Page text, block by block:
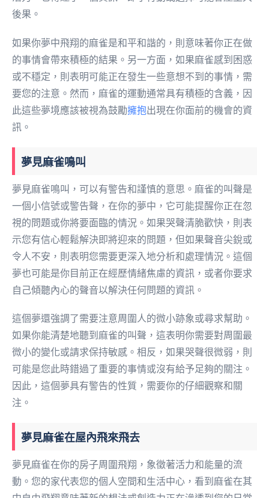
後果。
如果你夢中飛翔的麻雀是和平和諧的，則意味著你正在做
的事情會帶來積極的結果。另一方面，如果麻雀感到困惑
或不穩定，則表明可能正在發生一些意想不到的事情，需
要您的注意。然而，麻雀的運動通常具有積極的含義，因
此這些夢境應該被視為鼓勵擁抱出現在你面前的機會的資
訊。
夢見麻雀鳴叫
夢見麻雀鳴叫，可以有警告和謹慎的意思。麻雀的叫聲是
一個小信號或警告聲，在你的夢中，它可能提醒你正在忽
視的問題或你將要面臨的情況。如果哭聲清脆歡快，則表
示您有信心輕鬆解決即將迎來的問題，但如果聲音尖銳或
令人不安，則表明您需要更深入地分析和處理情況。這個
夢也可能是你目前正在經歷情緒焦慮的資訊，或者你要求
自己傾聽內心的聲音以解決任何問題的資訊。
這個夢還強調了需要注意周圍人的微小跡象或尋求幫助。
如果你能清楚地聽到麻雀的叫聲，這表明你需要對周圍最
微小的變化或請求保持敏感。相反，如果哭聲很微弱，則
可能是您此時錯過了重要的事情或沒有給予足夠的關注。
因此，這個夢具有警告的性質，需要你的仔細觀察和關
注。
夢見麻雀在屋內飛來飛去
夢見麻雀在你的房子周圍飛翔，象徵著活力和能量的流
動。您的家代表您的個人空間和生活中心，看到麻雀在其